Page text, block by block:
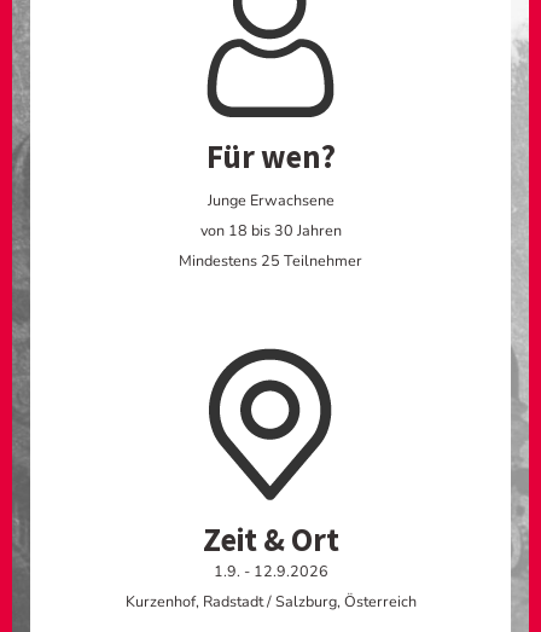
Für wen?
Junge Erwachsene
von 18 bis 30 Jahren
Mindestens 25 Teilnehmer
Zeit & Ort
1.9. - 12.9.2026
Kurzenhof, Radstadt / Salzburg, Österreich